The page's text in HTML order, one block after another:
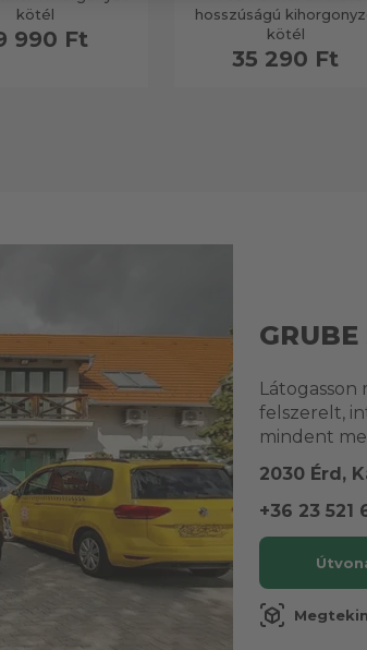
kötél
990 Ft
hosszúságú
kötél
35 290 Ft
felszerelt,
mindent
2030 Érd,
+36 23 521
view_in_ar